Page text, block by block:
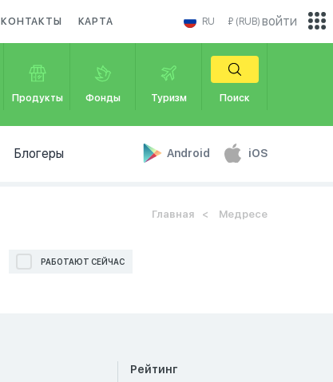
КОНТАКТЫ КАРТА RU ₽ (RUB)
Продукты Фонды Туризм Поиск
Блогеры Android iOS
войти
Главная Медресе
РАБОТАЮТ СЕЙЧАС
Рейтинг